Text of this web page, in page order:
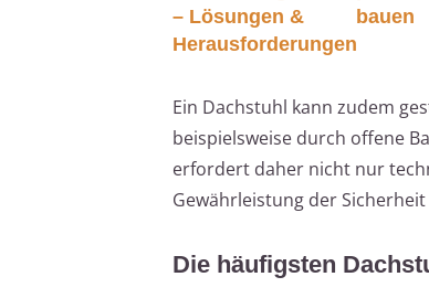
– Lösungen &
Herausforderungen
bauen
Ein Dachstuhl kann zudem
beispielsweise durch offene
erfordert daher nicht nur
Gewährleistung der
Die häufigsten